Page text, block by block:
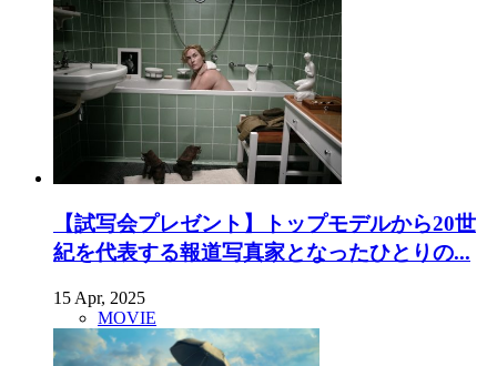
【試写会プレゼント】トップモデルから20世
紀を代表する報道写真家となったひとりの...
15 Apr, 2025
MOVIE